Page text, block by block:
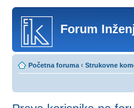
Forum
Početna foruma ‹ Strukovne